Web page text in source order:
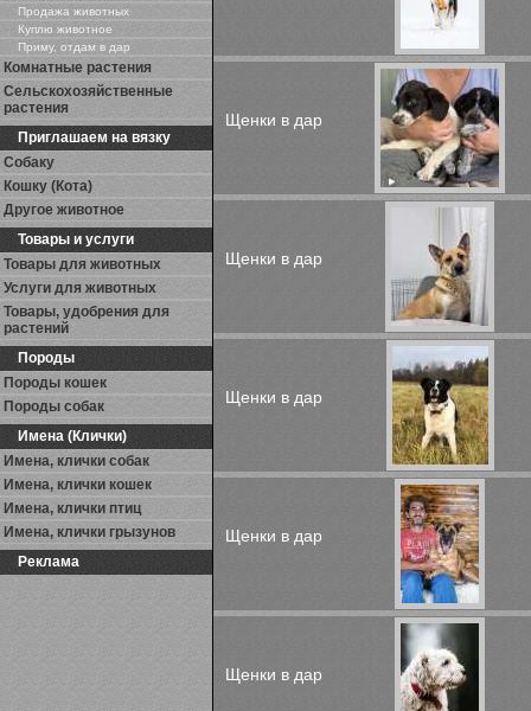
Щенки в дар
Щенки в дар
Щенки в дар
Щенки в дар
Щенки в дар
Продажа животных
Куплю животное
Приму, отдам в дар
Комнатные растения
Сельскохозяйственные
растения
Приглашаем на вязку
Собаку
Кошку (Кота)
Другое животное
Товары и услуги
Товары для животных
Услуги для животных
Товары, удобрения для
растений
Породы
Породы кошек
Породы собак
Имена (Клички)
Имена, клички собак
Имена, клички кошек
Имена, клички птиц
Имена, клички грызунов
Реклама